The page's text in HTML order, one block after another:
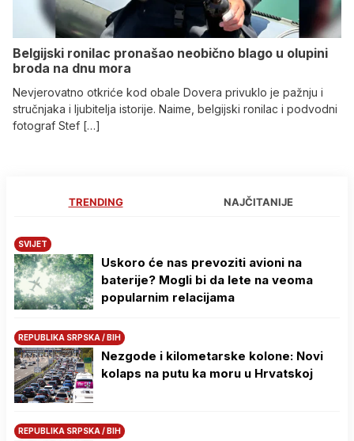
Belgijski ronilac pronašao neobično blago u olupini
broda na dnu mora
Nevjerovatno otkriće kod obale Dovera privuklo je pažnju i
stručnjaka i ljubitelja istorije. Naime, belgijski ronilac i podvodni
fotograf Stef […]
TRENDING NAJČITANIJE
SVIJET
Uskoro će nas prevoziti avioni na
baterije? Mogli bi da lete na veoma
popularnim relacijama
REPUBLIKA SRPSKA / BIH
Nezgode i kilometarske kolone: Novi
kolaps na putu ka moru u Hrvatskoj
REPUBLIKA SRPSKA / BIH